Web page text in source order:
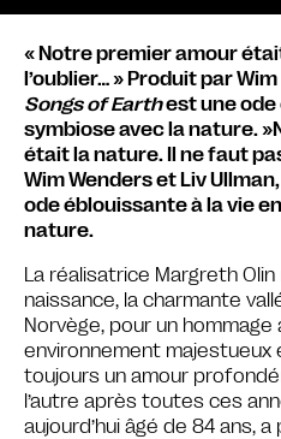
« Notre premier amour
l’oublier… » Produit par
Songs of Earthest une ode
symbiose avec la nature.
était la nature. Il ne faut
Wim Wenders et Liv
ode éblouissante à la vie
nature.
La réalisatrice Margreth
naissance, la charmante
Norvège, pour un
environnement majestueux
toujours un amour
l’autre après toutes ces
aujourd’hui âgé de 84 ans,